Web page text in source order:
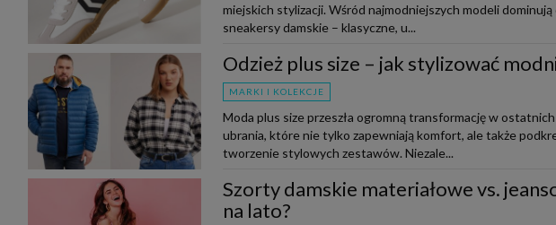
miejskich stylizacji. Wśród najmodniejszych modeli
sneakersy damskie – klasyczne, u...
Odzież plus size – jak stylizować
MARKI I KOLEKCJE
Moda plus size przeszła ogromną transformację w
ubrania, które nie tylko zapewniają komfort, ale także
tworzenie stylowych zestawów. Niezale...
Szorty damskie materiałowe vs.
na lato?